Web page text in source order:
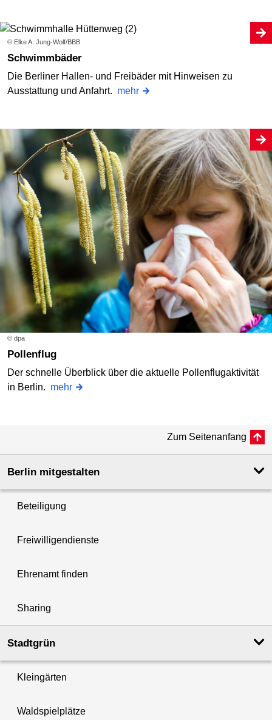
© Elke A. Jung-Wolf/BBB
Schwimmbäder
Die Berliner Hallen- und Freibäder mit Hinweisen zu
Ausstattung und Anfahrt. mehr
© dpa
Pollenflug
Der schnelle Überblick über die aktuelle Pollenflugaktivität
in Berlin. mehr
Zum Seitenanfang
Berlin mitgestalten
Beteiligung
Freiwilligendienste
Ehrenamt finden
Sharing
Stadtgrün
Kleingärten
Waldspielplätze